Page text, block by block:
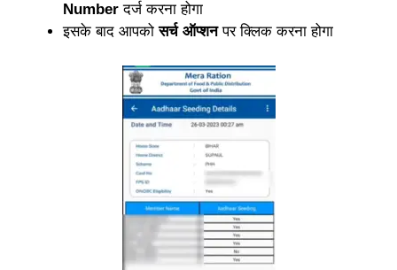
Number दर्ज करना होगा
इसके बाद आपकोसर्च ऑप्शनपर क्लिक करना होगा